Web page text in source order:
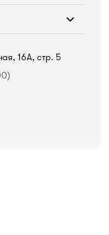
16А, стр. 5